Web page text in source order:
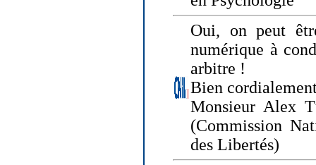
Oui, on peut
numérique à
arbitre !
Bien
Monsieur Alex
(Commission
des Libertés)